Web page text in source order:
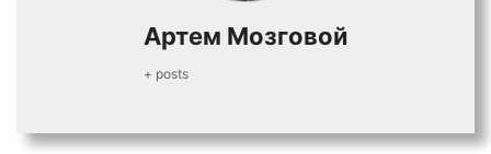
Артем Мозговой
+ posts